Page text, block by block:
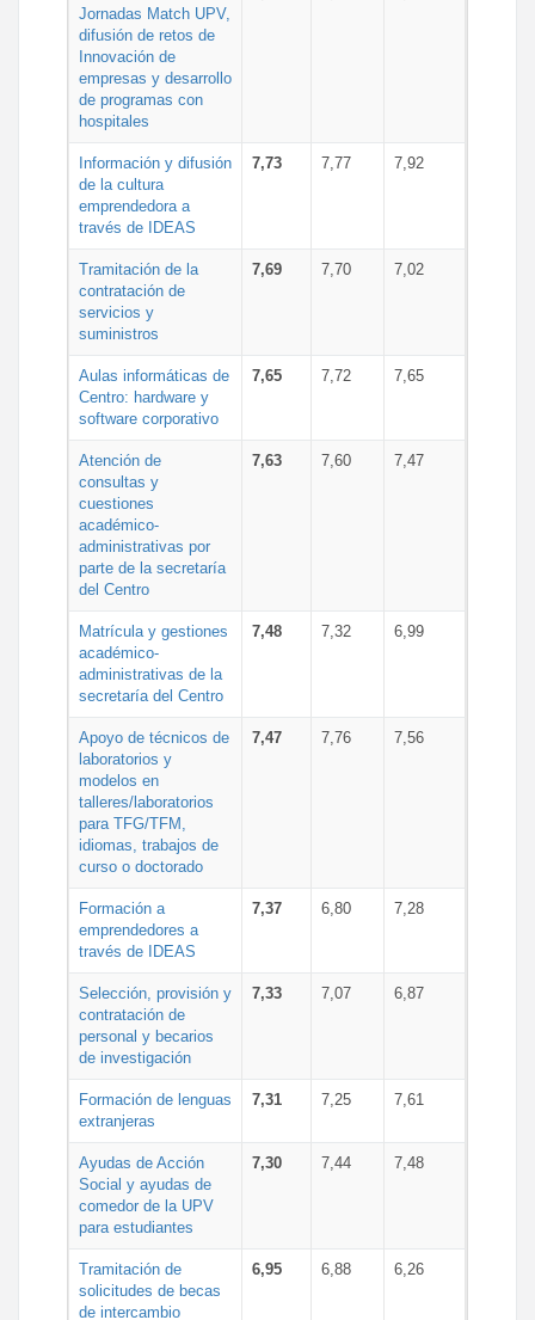
Jornadas Match UPV,
difusión de retos de
Innovación de
empresas y desarrollo
de programas con
hospitales
Información y difusión
de la cultura
emprendedora a
través de IDEAS
7,73 7,77 7,92
Tramitación de la
contratación de
servicios y
suministros
7,69 7,70 7,02
Aulas informáticas de
Centro: hardware y
software corporativo
7,65 7,72 7,65
Atención de
consultas y
cuestiones
académico-
administrativas por
parte de la secretaría
del Centro
7,63 7,60 7,47
Matrícula y gestiones
académico-
administrativas de la
secretaría del Centro
7,48 7,32 6,99
Apoyo de técnicos de
laboratorios y
modelos en
talleres/laboratorios
para TFG/TFM,
idiomas, trabajos de
curso o doctorado
7,47 7,76 7,56
Formación a
emprendedores a
través de IDEAS
7,37 6,80 7,28
Selección, provisión y
contratación de
personal y becarios
de investigación
7,33 7,07 6,87
Formación de lenguas
extranjeras
7,31 7,25 7,61
Ayudas de Acción
Social y ayudas de
comedor de la UPV
para estudiantes
7,30 7,44 7,48
Tramitación de
solicitudes de becas
de intercambio
6,95 6,88 6,26